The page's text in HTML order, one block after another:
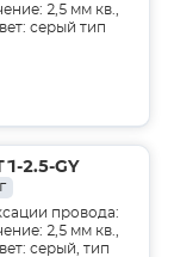
2,5 мм кв.,
серый тип
2.5-GY
провода:
2,5 мм кв.,
серый, тип